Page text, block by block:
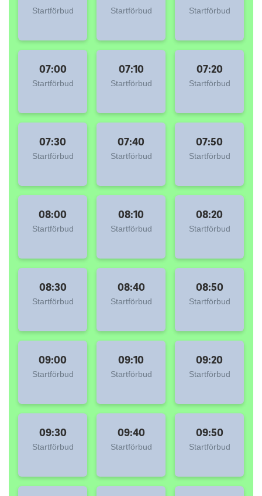
Startförbud Startförbud Startförbud
07:00
Startförbud
07:10
Startförbud
07:20
Startförbud
07:30
Startförbud
07:40
Startförbud
07:50
Startförbud
08:00
Startförbud
08:10
Startförbud
08:20
Startförbud
08:30
Startförbud
08:40
Startförbud
08:50
Startförbud
09:00
Startförbud
09:10
Startförbud
09:20
Startförbud
09:30
Startförbud
09:40
Startförbud
09:50
Startförbud